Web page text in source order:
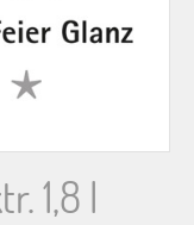
1,8 l